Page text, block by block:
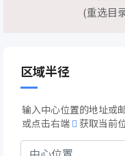
(重选目
区域半径
输入中心位置的地址或
或点击右端
获取当前